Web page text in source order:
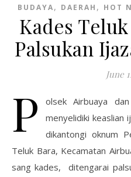
BUDAYA, DAERAH , HOT
Kades
Palsukan
June
P
olsek Airbuaya
menyelidiki keaslian
dikantongi oknum
Teluk Bara, Kecamatan
sang kades, ditengarai